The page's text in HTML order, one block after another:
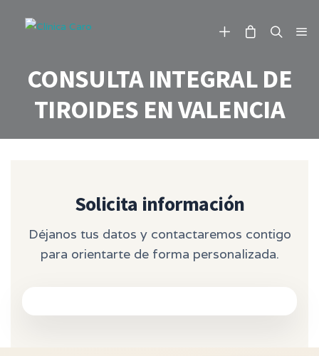
CONSULTA INTEGRAL DE
TIROIDES EN VALENCIA
Solicita información
Déjanos tus datos y contactaremos contigo
para orientarte de forma personalizada.